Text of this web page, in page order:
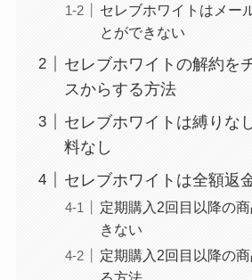
とめ
詳し
まと
なに
電話
セレブホワイトはメー
とができない
セレブホワイトの解約を
スからする方法
セレブホワイトは縛りな
料なし
セレブホワイトは全額返
定期購入2回目以降の
きない
定期購入2回目以降の